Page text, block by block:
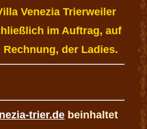
Venezia Trierweiler
im Auftrag, auf
der Ladies.
trier.debeinhaltet